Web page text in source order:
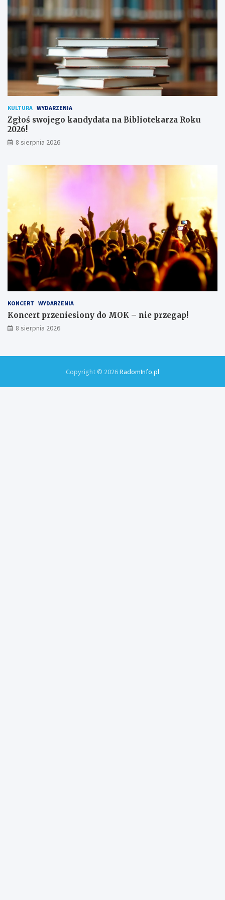
!h
u
ż
o
n
i
ó
w
KULTURA WYDARZENIA
Zgłoś swojego kandydata na Bibliotekarza Roku
2026!
8 sierpnia 2026
KONCERT WYDARZENIA
Koncert przeniesiony do MOK – nie przegap!
8 sierpnia 2026
Copyright © 2026RadomInfo.pl